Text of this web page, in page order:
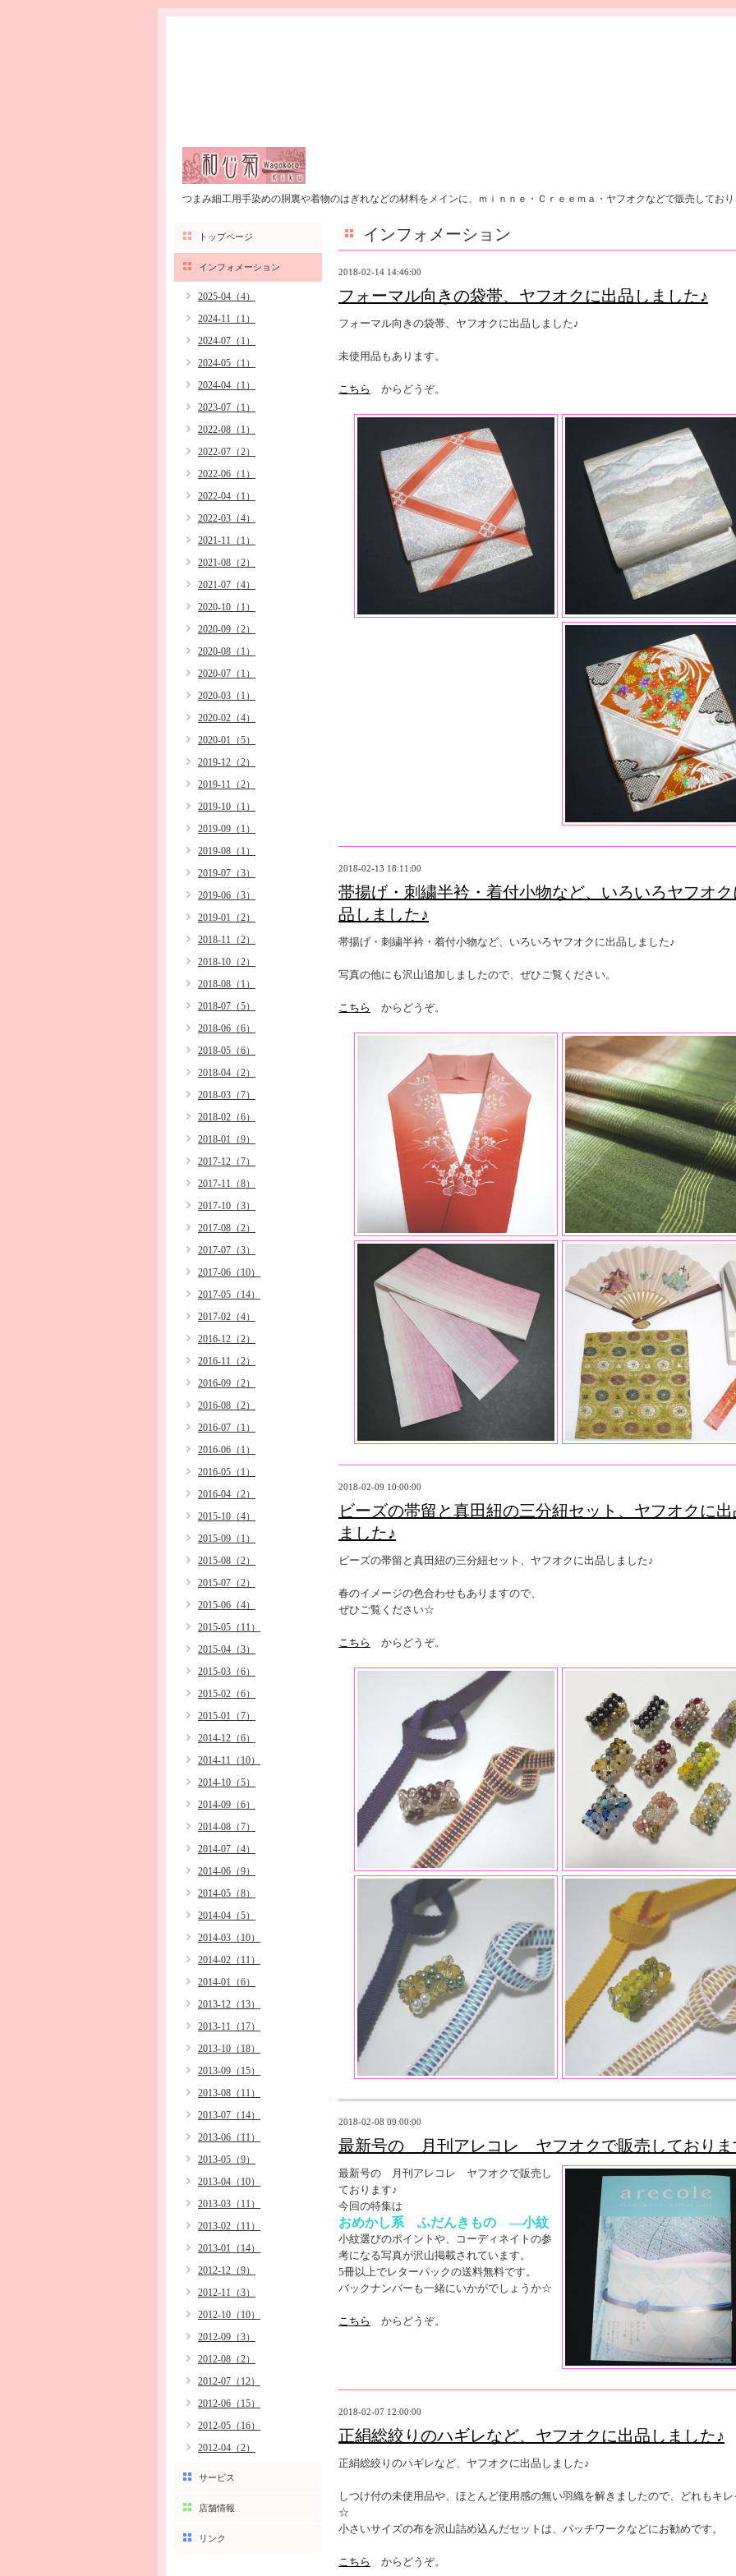
つまみ細工用手染めの胴裏や着物のはぎれなどの材料をメインに、ｍｉｎｎｅ・Ｃｒｅｅｍａ・ヤフオクなどで販売してお
インフォメーション
2018-02-14 14:46:00
フォーマル向きの袋帯、ヤフオクに出品しました♪
フォーマル向きの袋帯、ヤフオクに出品しました♪
未使用品もあります。
こちら からどうぞ。
2018-02-13 18:11:00
帯揚げ・刺繍半衿・着付小物など、いろいろヤフオ
品しました♪
帯揚げ・刺繍半衿・着付小物など、いろいろヤフオクに出品しました♪
写真の他にも沢山追加しましたので、ぜひご覧ください。
こちら からどうぞ。
2018-02-09 10:00:00
ビーズの帯留と真田紐の三分紐セット、ヤフオクに
ました♪
ビーズの帯留と真田紐の三分紐セット、ヤフオクに出品しました♪
春のイメージの色合わせもありますので、
ぜひご覧ください☆
こちら からどうぞ。
2018-02-08 09:00:00
最新号の 月刊アレコレ ヤフオクで販売しておりま
最新号の 月刊アレコレ ヤフオクで販売し
ております♪
今回の特集は
おめかし系 ふだんきもの ―小紋
小紋選びのポイントや、コーディネイトの参
考になる写真が沢山掲載されています。
5冊以上でレターパックの送料無料です。
バックナンバーも一緒にいかがでしょうか☆
こちら からどうぞ。
2018-02-07 12:00:00
正絹総絞りのハギレなど、ヤフオクに出品しました♪
正絹総絞りのハギレなど、ヤフオクに出品しました♪
しつけ付の未使用品や、ほとんど使用感の無い羽織を解きましたので、どれもキ
☆
小さいサイズの布を沢山詰め込んだセットは、パッチワークなどにお勧めです。
こちら からどうぞ。
トップページ
インフォメーション
2025-04（4）
2024-11（1）
2024-07（1）
2024-05（1）
2024-04（1）
2023-07（1）
2022-08（1）
2022-07（2）
2022-06（1）
2022-04（1）
2022-03（4）
2021-11（1）
2021-08（2）
2021-07（4）
2020-10（1）
2020-09（2）
2020-08（1）
2020-07（1）
2020-03（1）
2020-02（4）
2020-01（5）
2019-12（2）
2019-11（2）
2019-10（1）
2019-09（1）
2019-08（1）
2019-07（3）
2019-06（3）
2019-01（2）
2018-11（2）
2018-10（2）
2018-08（1）
2018-07（5）
2018-06（6）
2018-05（6）
2018-04（2）
2018-03（7）
2018-02（6）
2018-01（9）
2017-12（7）
2017-11（8）
2017-10（3）
2017-08（2）
2017-07（3）
2017-06（10）
2017-05（14）
2017-02（4）
2016-12（2）
2016-11（2）
2016-09（2）
2016-08（2）
2016-07（1）
2016-06（1）
2016-05（1）
2016-04（2）
2015-10（4）
2015-09（1）
2015-08（2）
2015-07（2）
2015-06（4）
2015-05（11）
2015-04（3）
2015-03（6）
2015-02（6）
2015-01（7）
2014-12（6）
2014-11（10）
2014-10（5）
2014-09（6）
2014-08（7）
2014-07（4）
2014-06（9）
2014-05（8）
2014-04（5）
2014-03（10）
2014-02（11）
2014-01（6）
2013-12（13）
2013-11（17）
2013-10（18）
2013-09（15）
2013-08（11）
2013-07（14）
2013-06（11）
2013-05（9）
2013-04（10）
2013-03（11）
2013-02（11）
2013-01（14）
2012-12（9）
2012-11（3）
2012-10（10）
2012-09（3）
2012-08（2）
2012-07（12）
2012-06（15）
2012-05（16）
2012-04（2）
サービス
店舗情報
リンク